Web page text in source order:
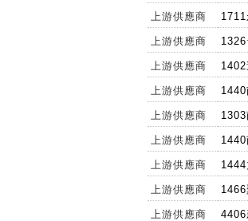
上游供應商
上游供應商
上游供應商
上游供應商
上游供應商 1303
上游供應商
上游供應商
上游供應商
上游供應商 4406